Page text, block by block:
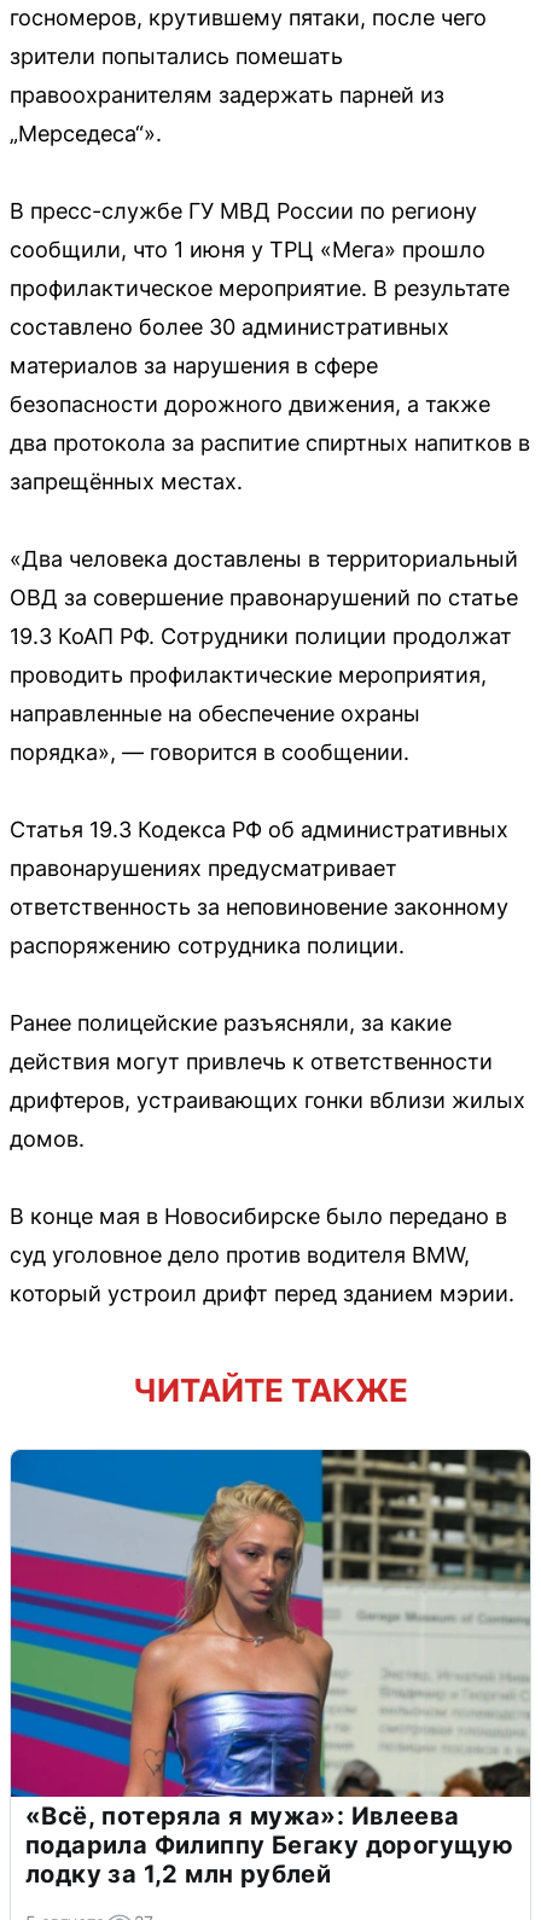
госномеров, крутившему пятаки, после чего
зрители попытались помешать
правоохранителям задержать парней из
„Мерседеса“».
В пресс-службе ГУ МВД России по региону
сообщили, что 1 июня у ТРЦ «Мега» прошло
профилактическое мероприятие. В результате
составлено более 30 административных
материалов за нарушения в сфере
безопасности дорожного движения, а также
два протокола за распитие спиртных напитков в
запрещённых местах.
«Два человека доставлены в территориальный
ОВД за совершение правонарушений по статье
19.3 КоАП РФ. Сотрудники полиции продолжат
проводить профилактические мероприятия,
направленные на обеспечение охраны
порядка», — говорится в сообщении.
Статья 19.3 Кодекса РФ об административных
правонарушениях предусматривает
ответственность за неповиновение законному
распоряжению сотрудника полиции.
Ранее полицейские разъясняли, за какие
действия могут привлечь к ответственности
дрифтеров, устраивающих гонки вблизи жилых
домов.
В конце мая в Новосибирске было передано в
суд уголовное дело против водителя BMW,
который устроил дрифт перед зданием мэрии.
ЧИТАЙТЕ ТАКЖЕ
«Всё, потеряла я мужа»: Ивлеева
подарила Филиппу Бегаку дорогущую
лодку за 1,2 млн рублей